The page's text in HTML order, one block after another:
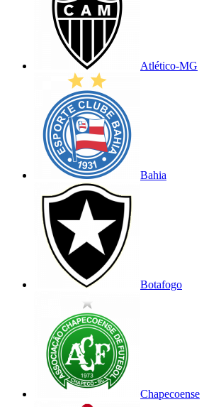
Atlético-MG
Bahia
Botafogo
Chapecoense